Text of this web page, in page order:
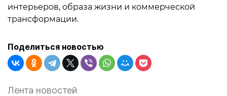
интерьеров, образа жизни и коммерческой
трансформации.
Поделиться новостью
Лента новостей